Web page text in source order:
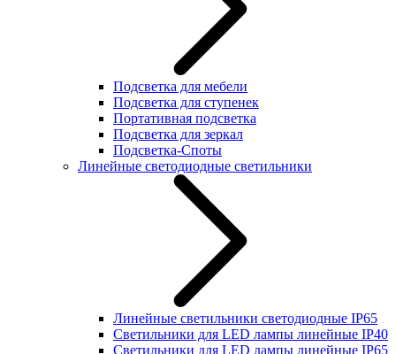
Подсветка для мебели
Подсветка для ступенек
Портативная подсветка
Подсветка для зеркал
Подсветка-Споты
Линейные светодиодные светильники
Линейные светильники светодиодные IP65
Светильники для LED лампы линейные IP40
Светильники для LED лампы линейные IP65